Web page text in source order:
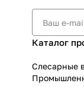
Каталог
Слесарные